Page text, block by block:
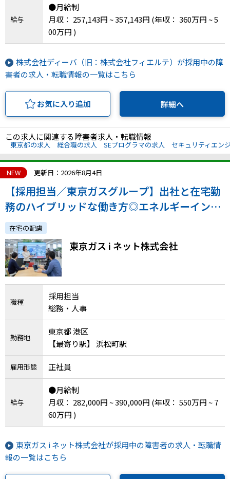
給与
●月給制
月収： 257,143円 ~ 357,143円 (年収： 360万円 ~ 5
00万円 )
株式会社ディーバ（旧：株式会社フィエルテ）が採用中の障
害者の求人・転職情報の一覧はこちら
お気に入り追加 詳細へ
この求人に関連する障害者求人・転職情報
東京都の求人 総合職の求人 SEプログラマの求人 セキュリティエン
NEW 更新日：2026年8月4日
【採用担当／東京ガスグループ】出社と在宅勤
務のハイブリッドな働き方◎エネルギーインフ
ラの人財を支える環境で働きませんか？
在宅の配慮
東京ガス i ネット株式会社
職種
採用担当
総務・人事
勤務地
東京都 港区
【最寄り駅】 浜松町駅
雇用形態 正社員
給与
●月給制
月収： 282,000円 ~ 390,000円 (年収： 550万円 ~ 7
60万円 )
東京ガス i ネット株式会社が採用中の障害者の求人・転職情
報の一覧はこちら